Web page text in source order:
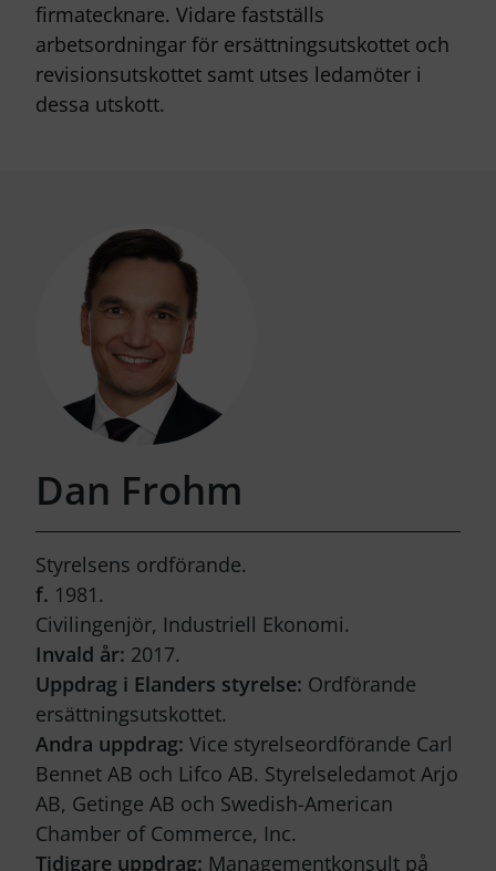
firmatecknare. Vidare fastställs
arbetsordningar för ersättningsutskottet och
revisionsutskottet samt utses ledamöter i
dessa utskott.
Dan Frohm
Styrelsens ordförande.
f. 1981.
Civilingenjör, Industriell Ekonomi.
Invald år: 2017.
Uppdrag i Elanders styrelse: Ordförande
ersättningsutskottet.
Andra uppdrag: Vice styrelseordförande Carl
Bennet AB och Lifco AB. Styrelseledamot Arjo
AB, Getinge AB och Swedish-American
Chamber of Commerce, Inc.
Tidigare uppdrag: Managementkonsult på